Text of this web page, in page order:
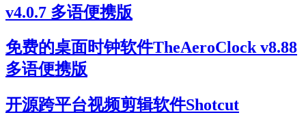
v4.0.7 多语便携版
免费的桌面时钟软件TheAeroClock v8.88
多语便携版
开源跨平台视频剪辑软件Shotcut